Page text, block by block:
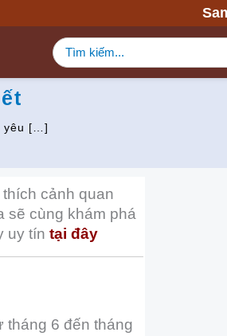
Tìm
kiếm:
yêu […]
cảnh quan
sẽ cùng khám phá
uy tín tại đây
tháng 6 đến tháng